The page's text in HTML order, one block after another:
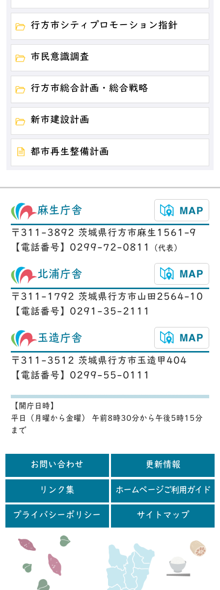
行方市シティプロモーション指針
市民意識調査
行方市総合計画・総合戦略
新市建設計画
都市再生整備計画
麻生庁舎
〒311-3892 茨城県行方市麻生1561-9
【電話番号】0299-72-0811
（代表）
北浦庁舎
〒311-1792 茨城県行方市山田2564-10
【電話番号】0291-35-2111
玉造庁舎
〒311-3512 茨城県行方市玉造甲404
【電話番号】0299-55-0111
【開庁日時】
平日（月曜から金曜） 午前8時30分から午後5時15分
まで
お問い合わせ 更新情報
リンク集 ホームページご利用ガイド
プライバシーポリシー サイトマップ